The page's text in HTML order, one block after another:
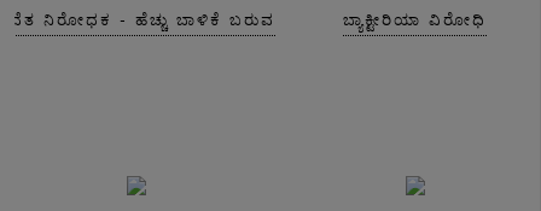
ನಿರೋಧಕ - ಹೆಚ್ಚು ಬಾಳಿಕೆ ಬರುವ ಬ್ಯಾಕ್ಟೀರಿಯಾ ವಿರೋಧಿ